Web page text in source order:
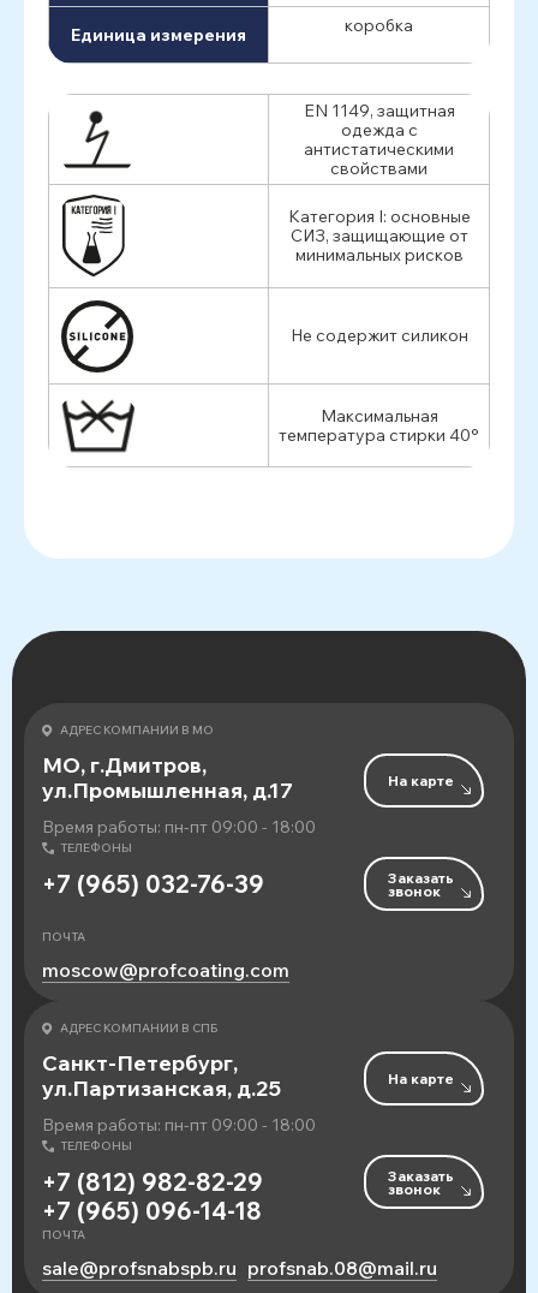
Единица измерения коробка
EN 1149, защитная
одежда с
антистатическими
свойствами
Категория I: основные
СИЗ, защищающие от
минимальных рисков
Не содержит силикон
Максимальная
температура стирки 40°
АДРЕС КОМПАНИИ В МО
МО, г.Дмитров,
ул.Промышленная, д.17
Время работы: пн-пт 09:00 - 18:00
На карте
ТЕЛЕФОНЫ
+7 (965) 032-76-39 Заказать
звонок
ПОЧТА
moscow@profcoating.com
АДРЕС КОМПАНИИ В СПБ
Санкт-Петербург,
ул.Партизанская, д.25
Время работы: пн-пт 09:00 - 18:00
На карте
ТЕЛЕФОНЫ
+7 (812) 982-82-29
+7 (965) 096-14-18
Заказать
звонок
ПОЧТА
sale@profsnabspb.ru profsnab.08@mail.ru